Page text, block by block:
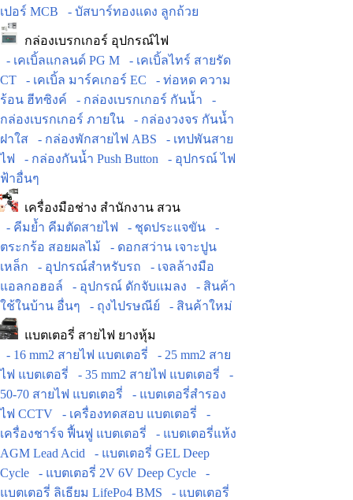
เปอร์ MCB
- บัสบาร์ทองแดง ลูกถ้วย
กล่องเบรกเกอร์ อุปกรณ์ไฟ
- เคเบิ้ลแกลนด์ PG M
- เคเบิ้ลไทร์ สายรัด
CT
- เคเบิ้ล มาร์คเกอร์ EC
- ท่อหด ความ
ร้อน ฮีทซิงค์
- กล่องเบรกเกอร์ กันน้ำ
-
กล่องเบรกเกอร์ ภายใน
- กล่องวงจร กันน้ำ
ฝาใส
- กล่องพักสายไฟ ABS
- เทปพันสาย
ไฟ
- กล่องกันน้ำ Push Button
- อุปกรณ์ ไฟ
ฟ้าอื่นๆ
เครื่องมือช่าง สำนักงาน สวน
- คีมย้ำ คีมตัดสายไฟ
- ชุดประแจขัน
-
ตระกร้อ สอยผลไม้
- ดอกสว่าน เจาะปูน
เหล็ก
- อุปกรณ์สำหรับรถ
- เจลล้างมือ
แอลกอฮอล์
- อุปกรณ์ ดักจับแมลง
- สินค้า
ใช้ในบ้าน อื่นๆ
- ถุงไปรษณีย์ - สินค้าใหม่
แบตเตอรี่ สายไฟ ยางหุ้ม
- 16 mm2 สายไฟ แบตเตอรี่
- 25 mm2 สาย
ไฟ แบตเตอรี่
- 35 mm2 สายไฟ แบตเตอรี่
-
50-70 สายไฟ แบตเตอรี่
- แบตเตอรี่สำรอง
ไฟ CCTV
- เครื่องทดสอบ แบตเตอรี่
-
เครื่องชาร์จ ฟื้นฟู แบตเตอรี่
- แบตเตอรี่แห้ง
AGM Lead Acid
- แบตเตอรี่ GEL Deep
Cycle
- แบตเตอรี่ 2V 6V Deep Cycle
-
แบตเตอรี่ ลิเธียม LifePo4 BMS
- แบตเตอรี่